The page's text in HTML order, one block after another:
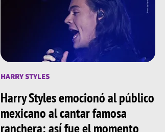
HARRY STYLES
Harry Styles emocionó al público
mexicano al cantar famosa
ranchera; así fue el momento